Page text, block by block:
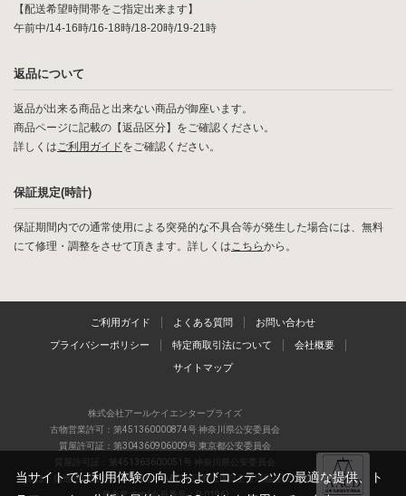
【配送希望時間帯をご指定出来ます】
午前中/14-16時/16-18時/18-20時/19-21時
返品について
返品が出来る商品と出来ない商品が御座います。
商品ページに記載の【返品区分】をご確認ください。
詳しくはご利用ガイドをご確認ください。
保証規定(時計)
保証期間内での通常使用による突発的な不具合等が発生した場合には、無料
にて修理・調整をさせて頂きます。詳しくはこちらから。
ご利用ガイド よくある質問 お問い合わせ
プライバシーポリシー 特定商取引法について 会社概要
サイトマップ
株式会社アールケイエンタープライズ
古物営業許可：第451360000874号 神奈川県公安委員会
質屋許可証：第304360906009号 東京都公安委員会
質屋許可証：第451363600051号 神奈川県公安委員会
当店は、偽造品の流通防止を目指すAACD(日本流通自主管理協会)の正会
当サイトでは利用体験の向上およびコンテンツの最適な提供、ト